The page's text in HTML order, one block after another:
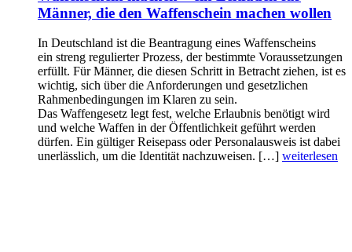
Männer, die den Waffenschein machen wollen
In Deutschland ist die Beantragung eines Waffenscheins
ein streng regulierter Prozess, der bestimmte Voraussetzungen
erfüllt. Für Männer, die diesen Schritt in Betracht ziehen, ist es
wichtig, sich über die Anforderungen und gesetzlichen
Rahmenbedingungen im Klaren zu sein.
Das Waffengesetz legt fest, welche Erlaubnis benötigt wird
und welche Waffen in der Öffentlichkeit geführt werden
dürfen. Ein gültiger Reisepass oder Personalausweis ist dabei
unerlässlich, um die Identität nachzuweisen. […] weiterlesen